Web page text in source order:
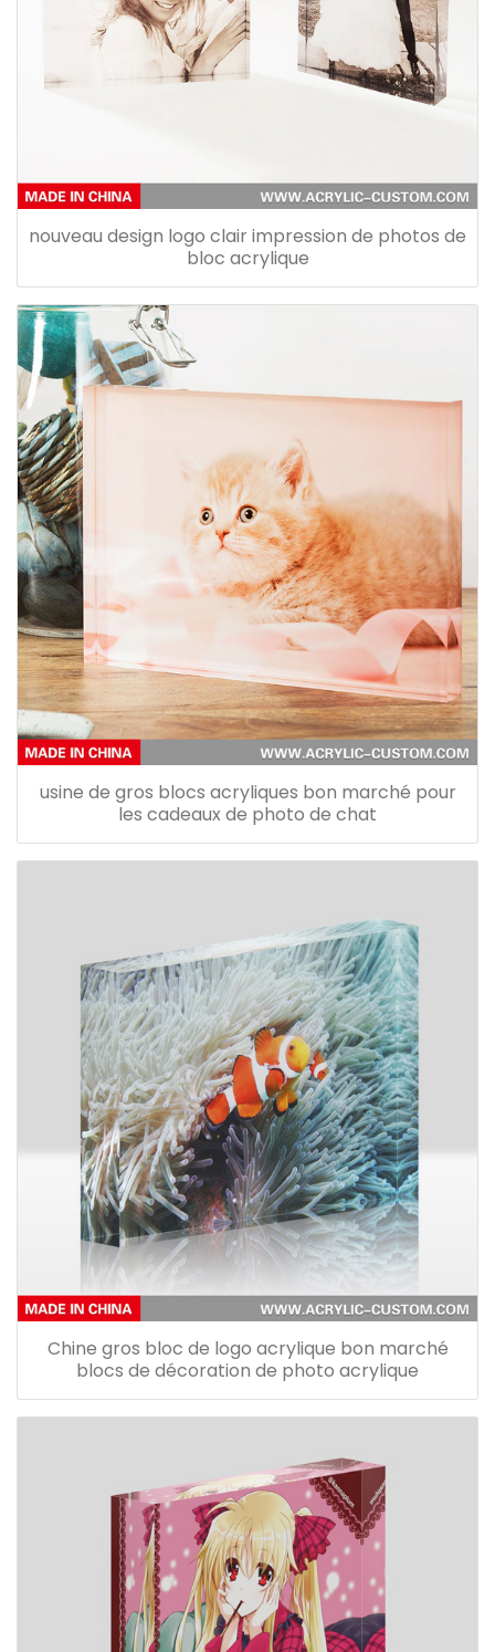
nouveau design logo clair impression de photos de
bloc acrylique
usine de gros blocs acryliques bon marché pour
les cadeaux de photo de chat
Chine gros bloc de logo acrylique bon marché
blocs de décoration de photo acrylique